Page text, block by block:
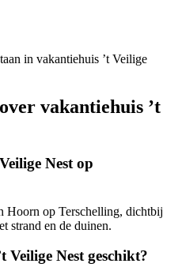
in vakantiehuis ’t Veilige
vakantiehuis ’t
Nest op
Hoorn op Terschelling, dichtbij
strand en de duinen.
Veilige Nest geschikt?